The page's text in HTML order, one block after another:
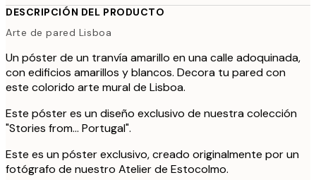
DESCRIPCIÓN DEL PRODUCTO
Arte de pared Lisboa
Un póster de un tranvía amarillo en una calle adoquinada,
con edificios amarillos y blancos. Decora tu pared con
este colorido arte mural de Lisboa.
Este póster es un diseño exclusivo de nuestra colección
"Stories from... Portugal".
Este es un póster exclusivo, creado originalmente por un
fotógrafo de nuestro Atelier de Estocolmo.